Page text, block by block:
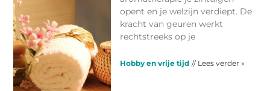
opent en je welzijn verdiept. De
kracht van geuren werkt
rechtstreeks op je
Hobby en vrije tijd // Lees verder »